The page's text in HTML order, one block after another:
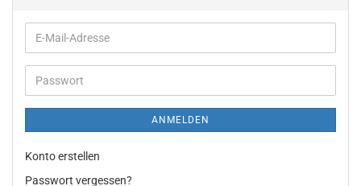
E-
Mail-
Adresse
Passwort
ANMELDEN
Konto erstellen
Passwort vergessen?